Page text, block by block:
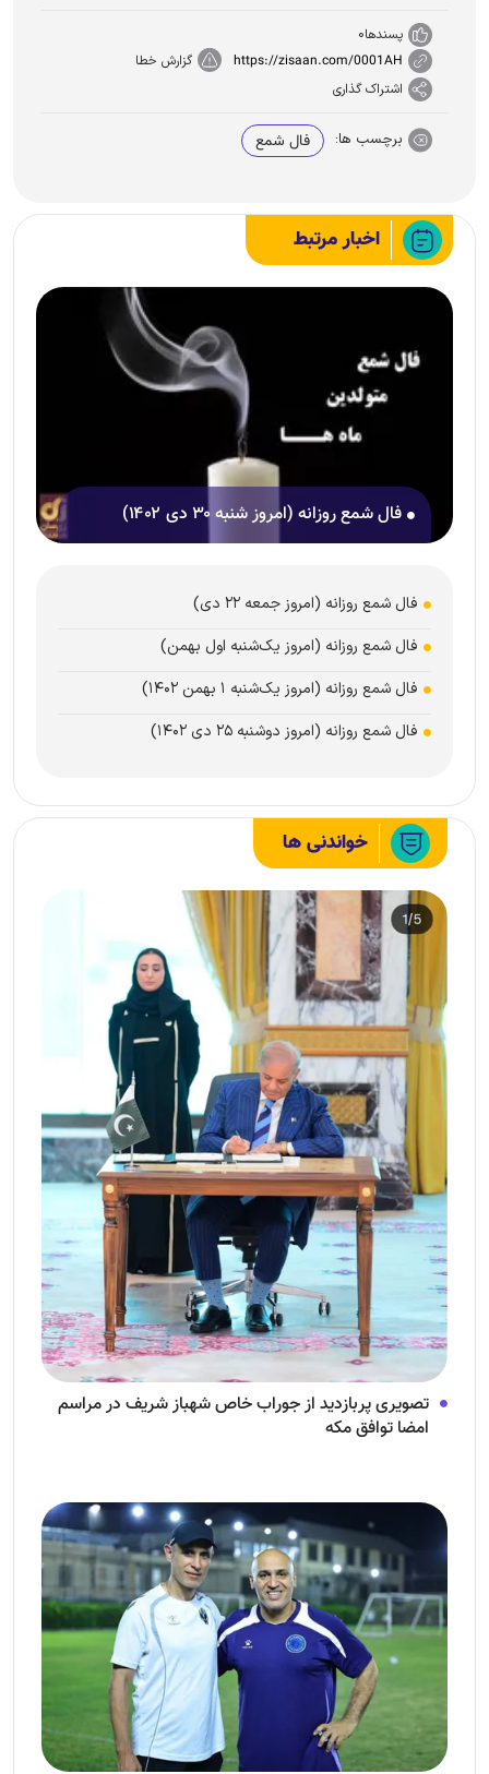
https://zisaan.com/0001AH گزارش خطا
پسندها0
اشتراک گذاری
برچسب ها: فال شمع
اخبار مرتبط
فال شمع روزانه (امروز شنبه ۳۰ دی ۱۴۰۲)
فال شمع روزانه (امروز جمعه ۲۲ دی)
فال شمع روزانه (امروز یک‌شنبه اول بهمن)
فال شمع روزانه (امروز یک‌شنبه ۱ بهمن ۱۴۰۲)
فال شمع روزانه (امروز دوشنبه ۲۵ دی ۱۴۰۲)
خواندنی ها
تصویری پربازدید از جوراب‌ خاص شهباز شریف در مراسم
امضا توافق‌ مکه